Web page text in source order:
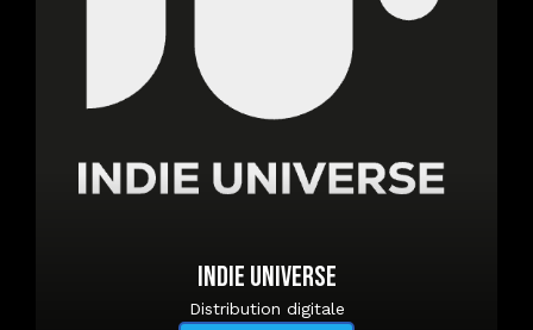
INDIE UNIVERSE
Distribution digitale